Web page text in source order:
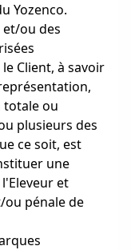
Yozenco.
ou des
Client, à savoir
ou
plusieurs des
ce soit, est
une
et
ou pénale de